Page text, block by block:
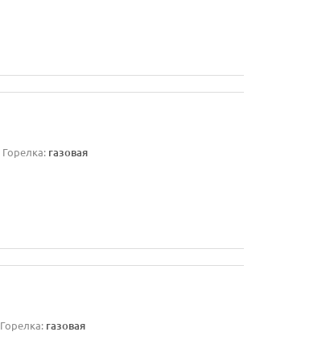
Горелка: газовая
Горелка: газовая